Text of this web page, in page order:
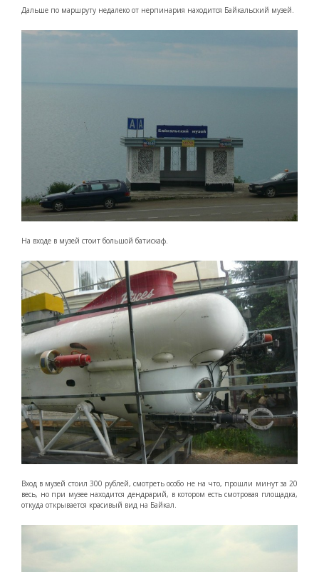
Дальше по маршруту недалеко от нерпинария находится Байкальский музей.
На входе в музей стоит большой батискаф.
Вход в музей стоил 300 рублей, смотреть особо не на что, прошли минут за 20
весь, но при музее находится дендрарий, в котором есть смотровая площадка,
откуда открывается красивый вид на Байкал.